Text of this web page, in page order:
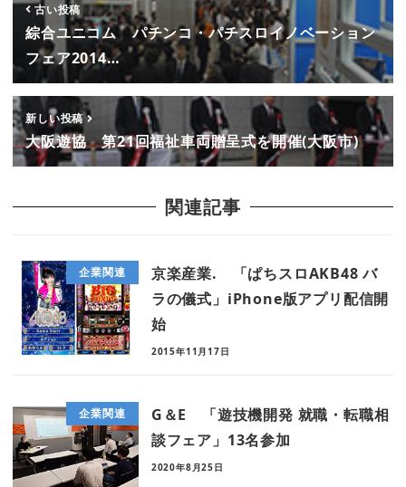
古い投稿
綜合ユニコム パチンコ・パチスロイノベーション
フェア2014…
新しい投稿
大阪遊協 第21回福祉車両贈呈式を開催(大阪市)
関連記事
企業関連
京楽産業. 「ぱちスロAKB48 バ
ラの儀式」iPhone版アプリ配信開
始
2015年11月17日
企業関連
G＆E 「遊技機開発 就職・転職相
談フェア」13名参加
2020年8月25日